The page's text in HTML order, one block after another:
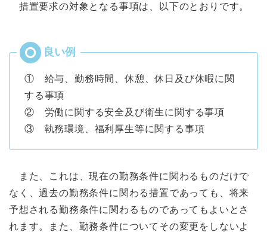
措置要求の対象となる事項は、以下のとおりです。
① 給与、勤務時間、休憩、休日及び休暇に関
する事項
② 労働に関する安全及び衛生に関する事項
③ 執務環境、福利厚生等に関する事項
また、これは、現在の勤務条件に関わるものだけで
なく、過去の勤務条件に関わる措置であっても、将来
予想される勤務条件に関わるものであってもよいとさ
れます。また、勤務条件についてその変更をしないよ